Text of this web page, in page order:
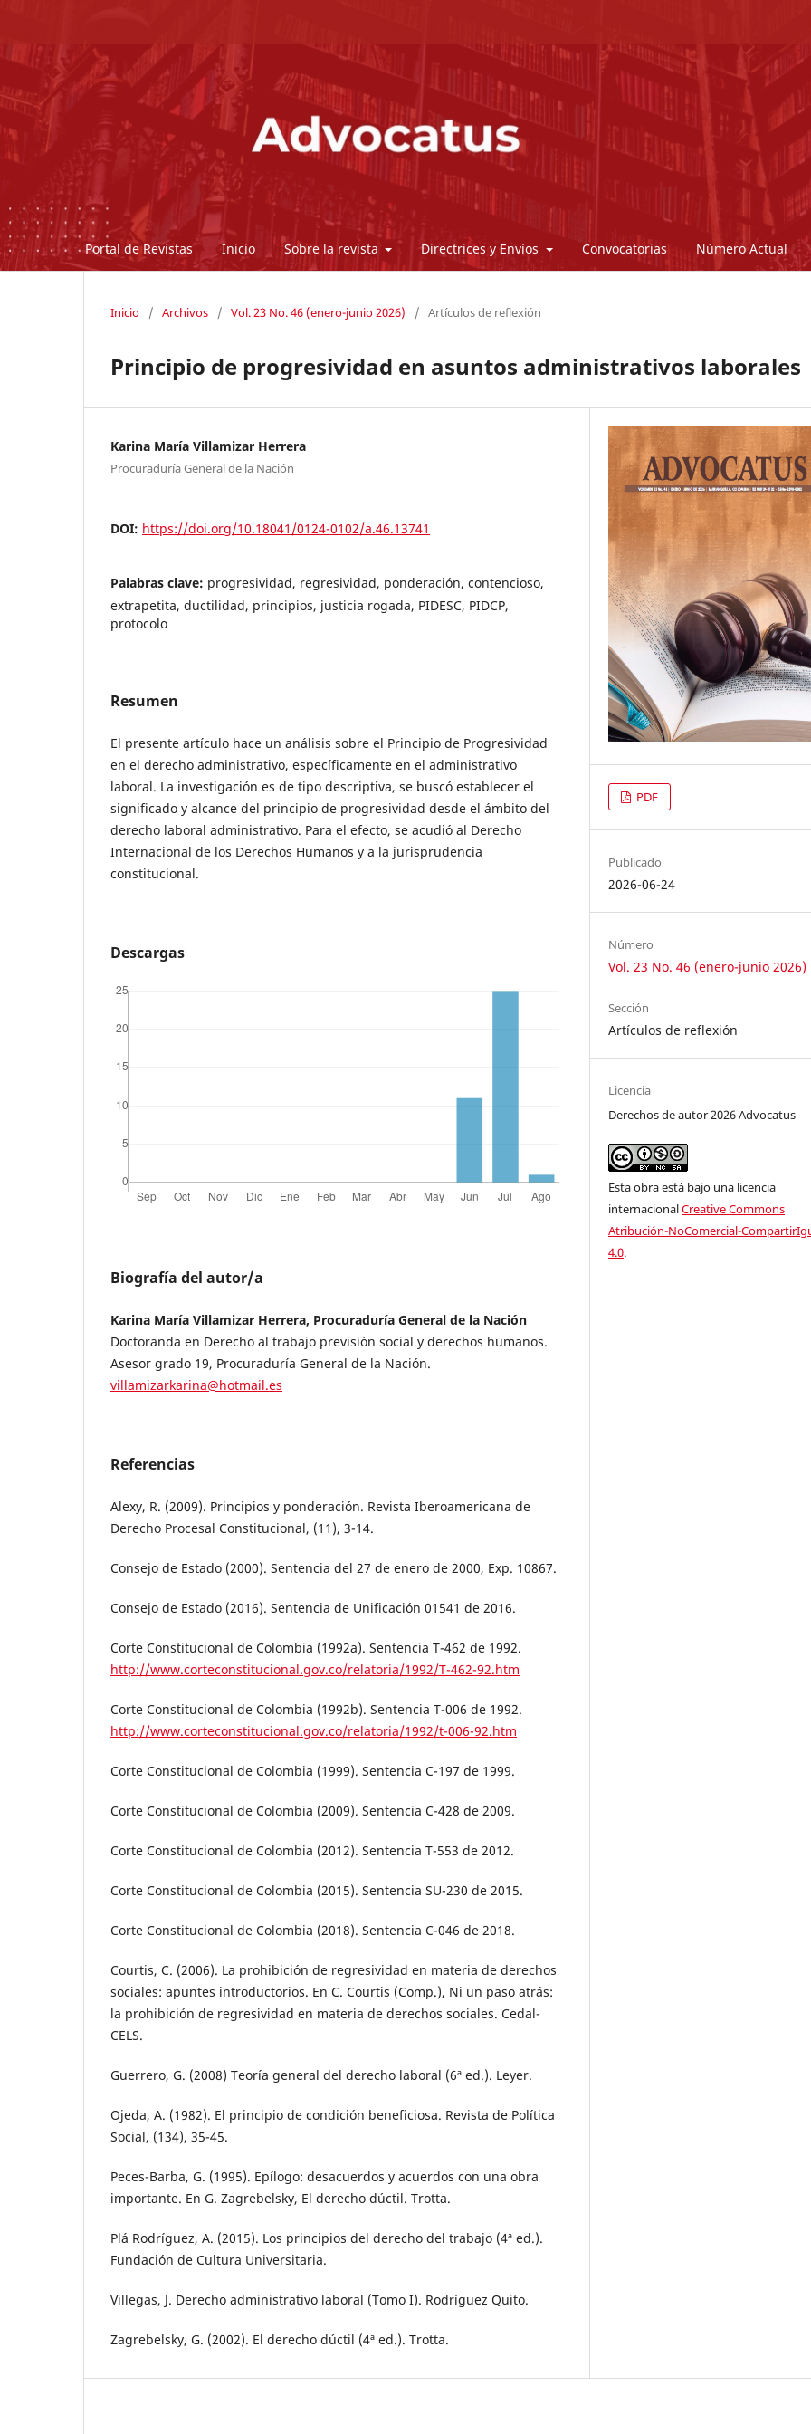
Portal de Revistas Inicio Sobre la revista Directrices y Envíos Convocatorias Número Actual
Inicio / Archivos / Vol. 23 No. 46 (enero-junio 2026) / Artículos de reflexión
Principio de progresividad en asuntos administrativos laborales
Karina María Villamizar Herrera
Procuraduría General de la Nación
DOI: https://doi.org/10.18041/0124-0102/a.46.13741
Palabras clave: progresividad, regresividad, ponderación, contencioso,
extrapetita, ductilidad, principios, justicia rogada, PIDESC, PIDCP,
protocolo
Resumen
El presente artículo hace un análisis sobre el Principio de Progresividad
en el derecho administrativo, específicamente en el administrativo
laboral. La investigación es de tipo descriptiva, se buscó establecer el
significado y alcance del principio de progresividad desde el ámbito del
derecho laboral administrativo. Para el efecto, se acudió al Derecho
Internacional de los Derechos Humanos y a la jurisprudencia
constitucional.
Descargas
Biografía del autor/a
Karina María Villamizar Herrera, Procuraduría General de la Nación
Doctoranda en Derecho al trabajo previsión social y derechos humanos.
Asesor grado 19, Procuraduría General de la Nación.
villamizarkarina@hotmail.es
Referencias
Alexy, R. (2009). Principios y ponderación. Revista Iberoamericana de
Derecho Procesal Constitucional, (11), 3-14.
Consejo de Estado (2000). Sentencia del 27 de enero de 2000, Exp. 10867.
Consejo de Estado (2016). Sentencia de Unificación 01541 de 2016.
Corte Constitucional de Colombia (1992a). Sentencia T-462 de 1992.
http://www.corteconstitucional.gov.co/relatoria/1992/T-462-92.htm
Corte Constitucional de Colombia (1992b). Sentencia T-006 de 1992.
http://www.corteconstitucional.gov.co/relatoria/1992/t-006-92.htm
Corte Constitucional de Colombia (1999). Sentencia C-197 de 1999.
Corte Constitucional de Colombia (2009). Sentencia C-428 de 2009.
Corte Constitucional de Colombia (2012). Sentencia T-553 de 2012.
Corte Constitucional de Colombia (2015). Sentencia SU-230 de 2015.
Corte Constitucional de Colombia (2018). Sentencia C-046 de 2018.
Courtis, C. (2006). La prohibición de regresividad en materia de derechos
sociales: apuntes introductorios. En C. Courtis (Comp.), Ni un paso atrás:
la prohibición de regresividad en materia de derechos sociales. Cedal-
CELS.
Guerrero, G. (2008) Teoría general del derecho laboral (6ª ed.). Leyer.
Ojeda, A. (1982). El principio de condición beneficiosa. Revista de Política
Social, (134), 35-45.
Peces-Barba, G. (1995). Epílogo: desacuerdos y acuerdos con una obra
importante. En G. Zagrebelsky, El derecho dúctil. Trotta.
Plá Rodríguez, A. (2015). Los principios del derecho del trabajo (4ª ed.).
Fundación de Cultura Universitaria.
Villegas, J. Derecho administrativo laboral (Tomo I). Rodríguez Quito.
Zagrebelsky, G. (2002). El derecho dúctil (4ª ed.). Trotta.
PDF
Publicado
2026-06-24
Número
Vol. 23 No. 46 (enero-junio 2026)
Sección
Artículos de reflexión
Licencia
Derechos de autor 2026 Advocatus
Esta obra está bajo una licencia
internacionalCreative Commons
Atribución-NoComercial-
4.0.